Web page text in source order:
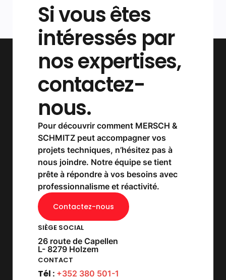
Si vous êtes
intéressés par
nos expertises,
contactez-
nous.
Pour découvrir comment MERSCH &
SCHMITZ peut accompagner vos
projets techniques, n’hésitez pas à
nous joindre. Notre équipe se tient
prête à répondre à vos besoins avec
professionnalisme et réactivité.
Contactez-nous
SIÈGE SOCIAL
26 route de Capellen
L- 8279 Holzem
CONTACT
Tél : +352 380 501-1